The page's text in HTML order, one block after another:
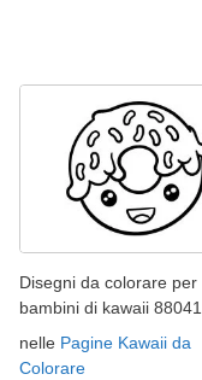
Disegni da colorare per
bambini di kawaii 88041
nelle Pagine Kawaii da
Colorare